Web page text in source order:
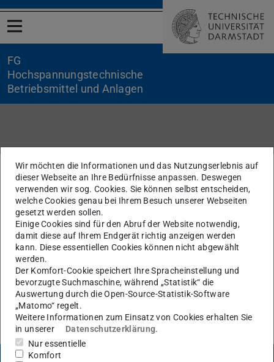
Menü öffnen
FG
Hochspannungstechnische
Betriebsmittel und Anlagen
Medien-Dummy
Sie befinden sich hier:
TU Darmstadt
FG Hochspannungstechnische Betriebsmittel und Anlagen
Medien-Dummy
KONTAKT
Medien
Volker Hinrichsen – Metal-Oxide Surge Arrester –
Fundamentals Edition 2024 Seminar Edition(PDF-Datei)
(wird in
Wir möchten die Informationen und das Nutzungserlebnis auf
dieser Webseite an Ihre Bedürfnisse anpassen. Deswegen
verwenden wir sog. Cookies. Sie können selbst entscheiden,
welche Cookies genau bei Ihrem Besuch unserer Webseiten
gesetzt werden sollen.
Einige Cookies sind für den Abruf der Website notwendig,
damit diese auf Ihrem Endgerät richtig anzeigen werden
kann. Diese essentiellen Cookies können nicht abgewählt
werden.
Der Komfort-Cookie speichert Ihre Spracheinstellung und
bevorzugte Suchmaschine, während „Statistik“ die
Auswertung durch die Open-Source-Statistik-Software
„Matomo“ regelt.
Weitere Informationen zum Einsatz von Cookies erhalten Sie
in unserer
Datenschutzerklärung.
Nur essentielle
Komfort